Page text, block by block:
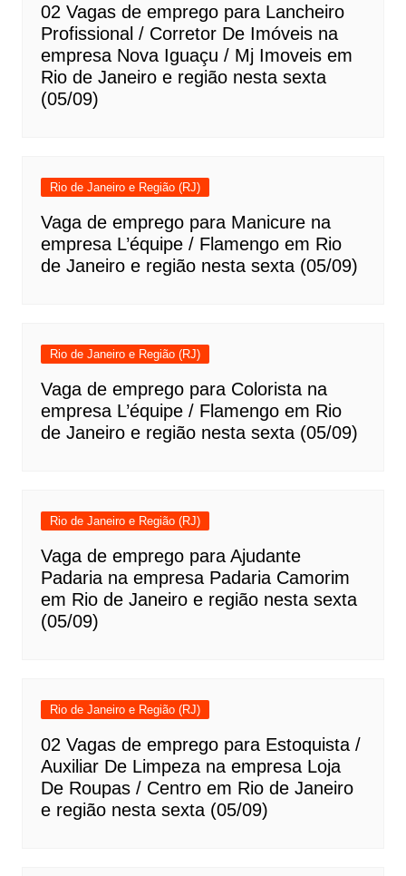
02 Vagas de emprego para Lancheiro
Profissional / Corretor De Imóveis na
empresa Nova Iguaçu / Mj Imoveis em
Rio de Janeiro e região nesta sexta
(05/09)
Rio de Janeiro e Região (RJ)
Vaga de emprego para Manicure na
empresa L’équipe / Flamengo em Rio
de Janeiro e região nesta sexta (05/09)
Rio de Janeiro e Região (RJ)
Vaga de emprego para Colorista na
empresa L’équipe / Flamengo em Rio
de Janeiro e região nesta sexta (05/09)
Rio de Janeiro e Região (RJ)
Vaga de emprego para Ajudante
Padaria na empresa Padaria Camorim
em Rio de Janeiro e região nesta sexta
(05/09)
Rio de Janeiro e Região (RJ)
02 Vagas de emprego para Estoquista /
Auxiliar De Limpeza na empresa Loja
De Roupas / Centro em Rio de Janeiro
e região nesta sexta (05/09)